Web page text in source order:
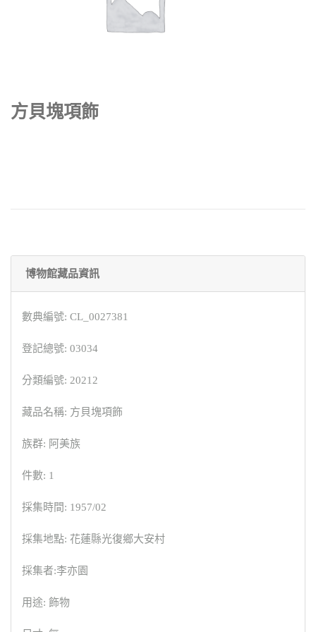
方貝塊項飾
博物館藏品資訊
數典編號: CL_0027381
登記總號: 03034
分類編號: 20212
藏品名稱: 方貝塊項飾
族群: 阿美族
件數: 1
採集時間: 1957/02
採集地點: 花蓮縣光復鄉大安村
採集者:李亦園
用途: 飾物